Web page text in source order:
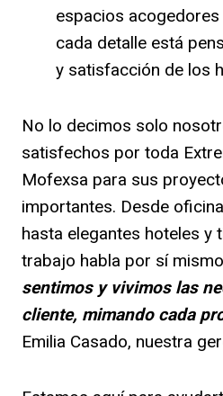
espacios
cada detalle está
y satisfacción de los
No lo decimos solo
satisfechos por toda
Mofexsa para sus
importantes. Desde
hasta elegantes hoteles y
trabajo habla por sí
sentimos y vivimos las
cliente, mimando cada
Emilia Casado, nuestra